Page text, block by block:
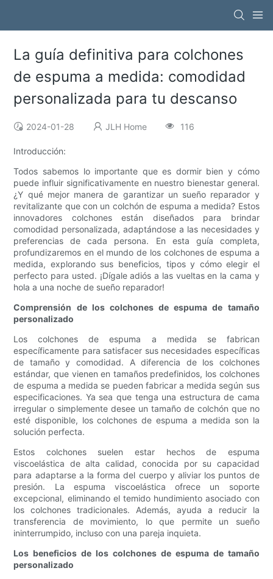
La guía definitiva para colchones
de espuma a medida: comodidad
personalizada para tu descanso
2024-01-28 JLH Home 116
Introducción:
Todos sabemos lo importante que es dormir bien y cómo
puede influir significativamente en nuestro bienestar general.
¿Y qué mejor manera de garantizar un sueño reparador y
revitalizante que con un colchón de espuma a medida? Estos
innovadores colchones están diseñados para brindar
comodidad personalizada, adaptándose a las necesidades y
preferencias de cada persona. En esta guía completa,
profundizaremos en el mundo de los colchones de espuma a
medida, explorando sus beneficios, tipos y cómo elegir el
perfecto para usted. ¡Dígale adiós a las vueltas en la cama y
hola a una noche de sueño reparador!
Comprensión de los colchones de espuma de tamaño
personalizado
Los colchones de espuma a medida se fabrican
específicamente para satisfacer sus necesidades específicas
de tamaño y comodidad. A diferencia de los colchones
estándar, que vienen en tamaños predefinidos, los colchones
de espuma a medida se pueden fabricar a medida según sus
especificaciones. Ya sea que tenga una estructura de cama
irregular o simplemente desee un tamaño de colchón que no
esté disponible, los colchones de espuma a medida son la
solución perfecta.
Estos colchones suelen estar hechos de espuma
viscoelástica de alta calidad, conocida por su capacidad
para adaptarse a la forma del cuerpo y aliviar los puntos de
presión. La espuma viscoelástica ofrece un soporte
excepcional, eliminando el temido hundimiento asociado con
los colchones tradicionales. Además, ayuda a reducir la
transferencia de movimiento, lo que permite un sueño
ininterrumpido, incluso con una pareja inquieta.
Los beneficios de los colchones de espuma de tamaño
personalizado